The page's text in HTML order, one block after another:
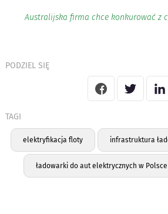
Australijska firma chce konkurować z
PODZIEL SIĘ
TAGI
elektryfikacja floty infrastruktura
ładowarki do aut elektrycznych w Polsce